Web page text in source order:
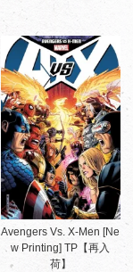
Avengers Vs. X-Men [Ne
w Printing] TP【再入
荷】